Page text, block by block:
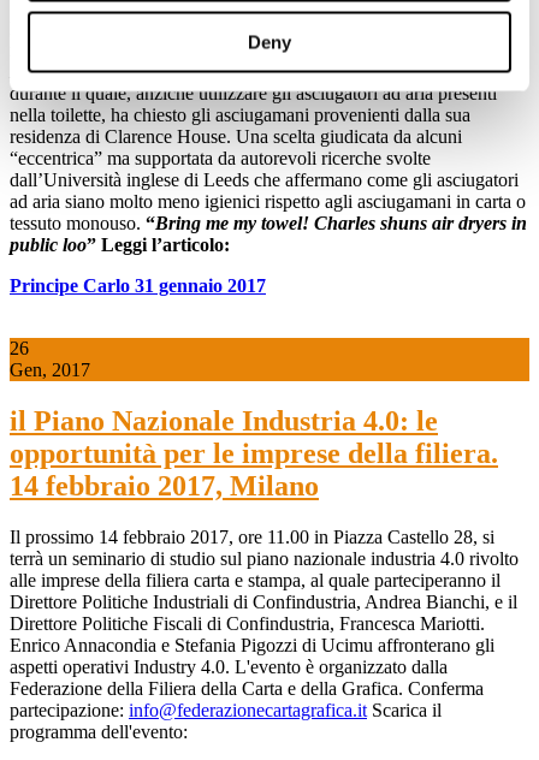
Deny
riporta un recente episodio che ha visto il Principe in visita al
Mountsorrel Rothley Community Heritage Centre(Leicestershire)
durante il quale, anziché utilizzare gli asciugatori ad aria presenti
nella toilette, ha chiesto gli asciugamani provenienti dalla sua
residenza di Clarence House. Una scelta giudicata da alcuni
“eccentrica” ma supportata da autorevoli ricerche svolte
dall’Università inglese di Leeds che affermano come gli asciugatori
ad aria siano molto meno igienici rispetto agli asciugamani in carta o
tessuto monouso. “Bring me my towel! Charles shuns air dryers in
public loo” Leggi l’articolo:
Principe Carlo 31 gennaio 2017
26
Gen, 2017
il Piano Nazionale Industria 4.0: le
opportunità per le imprese della filiera.
14 febbraio 2017, Milano
Il prossimo 14 febbraio 2017, ore 11.00 in Piazza Castello 28, si
terrà un seminario di studio sul piano nazionale industria 4.0 rivolto
alle imprese della filiera carta e stampa, al quale parteciperanno il
Direttore Politiche Industriali di Confindustria, Andrea Bianchi, e il
Direttore Politiche Fiscali di Confindustria, Francesca Mariotti.
Enrico Annacondia e Stefania Pigozzi di Ucimu affronterano gli
aspetti operativi Industry 4.0. L'evento è organizzato dalla
Federazione della Filiera della Carta e della Grafica. Conferma
partecipazione: info@federazionecartagrafica.it Scarica il
programma dell'evento: